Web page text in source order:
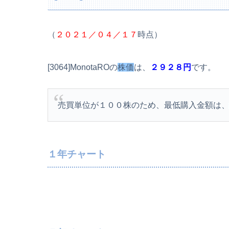
（ ２０２１／０４／１７ 時点）
[3064]MonotaROの株価は、 ２９２８円 です。
売買単位が１００株のため、最低購入金額は
１年チャート